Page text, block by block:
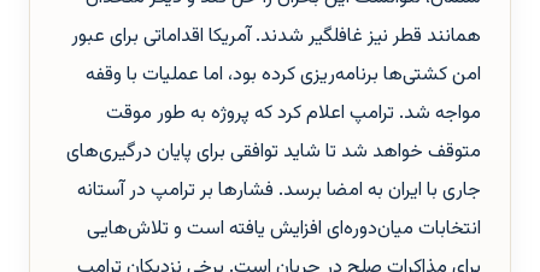
همانند قطر نیز غافلگیر شدند. آمریکا اقداماتی برای عبور
امن کشتی‌ها برنامه‌ریزی کرده بود، اما عملیات با وقفه
مواجه شد. ترامپ اعلام کرد که پروژه به طور موقت
متوقف خواهد شد تا شاید توافقی برای پایان درگیری‌های
جاری با ایران به امضا برسد. فشارها بر ترامپ در آستانه
انتخابات میان‌دوره‌ای افزایش یافته است و تلاش‌هایی